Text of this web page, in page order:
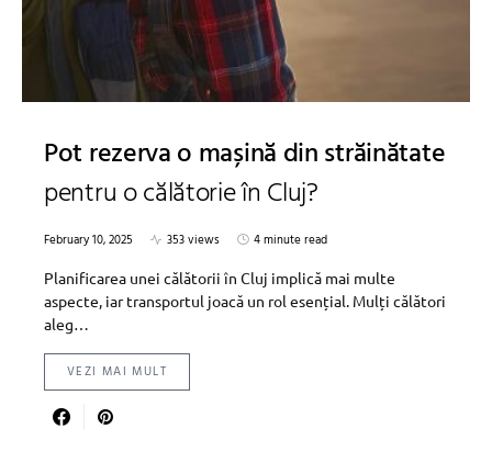
Pot rezerva o mașină din străinătate
pentru o călătorie în Cluj?
February 10, 2025 353 views
4 minute read
Planificarea unei călătorii în Cluj implică mai multe
aspecte, iar transportul joacă un rol esențial. Mulți călători
aleg…
VEZI MAI MULT